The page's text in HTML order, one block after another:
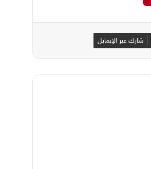
شارك عبر الإيمايل